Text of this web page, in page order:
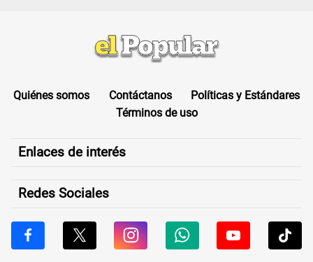
Quiénes somos Contáctanos
Políticas y Estándares
Términos de uso
Enlaces de interés
Redes Sociales